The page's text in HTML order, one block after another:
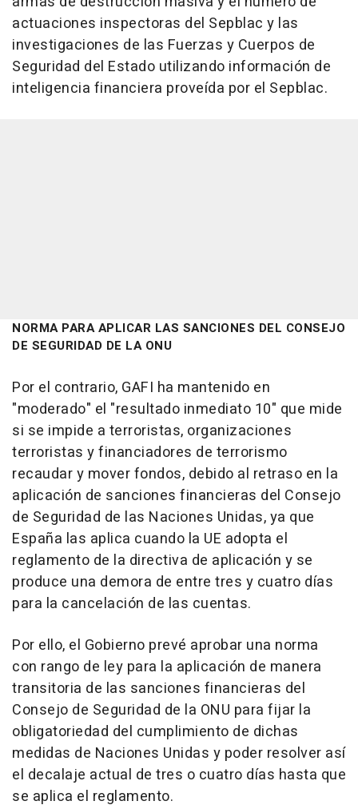
actuaciones inspectoras del Sepblac y las
investigaciones de las Fuerzas y Cuerpos de
Seguridad del Estado utilizando información de
inteligencia financiera proveída por el Sepblac.
NORMA PARA APLICAR LAS SANCIONES DEL CONSEJO
DE SEGURIDAD DE LA ONU
Por el contrario, GAFI ha mantenido en
"moderado" el "resultado inmediato 10" que mide
si se impide a terroristas, organizaciones
terroristas y financiadores de terrorismo
recaudar y mover fondos, debido al retraso en la
aplicación de sanciones financieras del Consejo
de Seguridad de las Naciones Unidas, ya que
España las aplica cuando la UE adopta el
reglamento de la directiva de aplicación y se
produce una demora de entre tres y cuatro días
para la cancelación de las cuentas.
Por ello, el Gobierno prevé aprobar una norma
con rango de ley para la aplicación de manera
transitoria de las sanciones financieras del
Consejo de Seguridad de la ONU para fijar la
obligatoriedad del cumplimiento de dichas
medidas de Naciones Unidas y poder resolver así
el decalaje actual de tres o cuatro días hasta que
se aplica el reglamento.